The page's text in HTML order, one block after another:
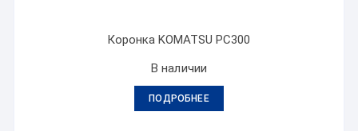
Коронка KOMATSU PC300
В наличии
ПОДРОБНЕЕ